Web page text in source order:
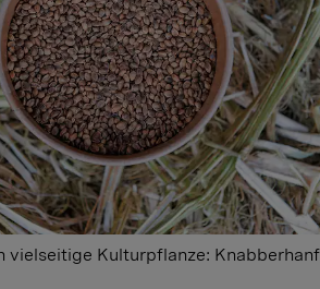
vielseitige Kulturpflanze: